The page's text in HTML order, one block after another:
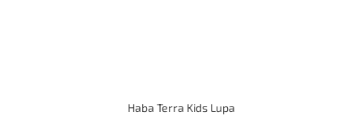
Haba Terra Kids Lupa